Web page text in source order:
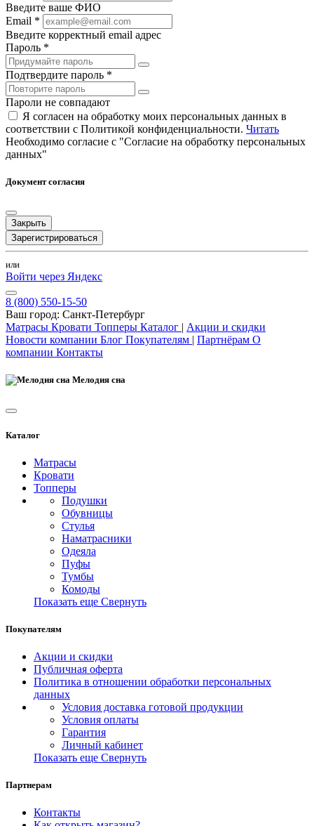
Введите ваше ФИО
Email *
Введите корректный email адрес
Пароль *
Подтвердите пароль *
Пароли не совпадают
Я согласен на обработку моих персональных данных в
соответствии с Политикой конфиденциальности. Читать
Необходимо согласие с "Согласие на обработку персональных
данных"
Документ согласия
Закрыть
Зарегистрироваться
или
Войти через Яндекс
8 (800) 550-15-50
Ваш город: Санкт-Петербург
Матрасы Кровати Топперы Каталог | Акции и скидки
Новости компании Блог Покупателям | Партнёрам О
компании Контакты
Мелодия сна
Каталог
Матрасы
Кровати
Топперы
Подушки
Обувницы
Стулья
Наматрасники
Одеяла
Пуфы
Тумбы
Комоды
Показать еще Свернуть
Покупателям
Акции и скидки
Публичная оферта
Политика в отношении обработки персональных
данных
Условия доставка готовой продукции
Условия оплаты
Гарантия
Личный кабинет
Показать еще Свернуть
Партнерам
Контакты